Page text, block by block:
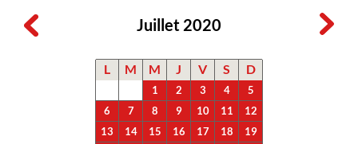
Juillet 2020
L M M J V S D
1 2 3 4
5
6
7 8 9 10 11
12
13
14 15 16 17 18
19